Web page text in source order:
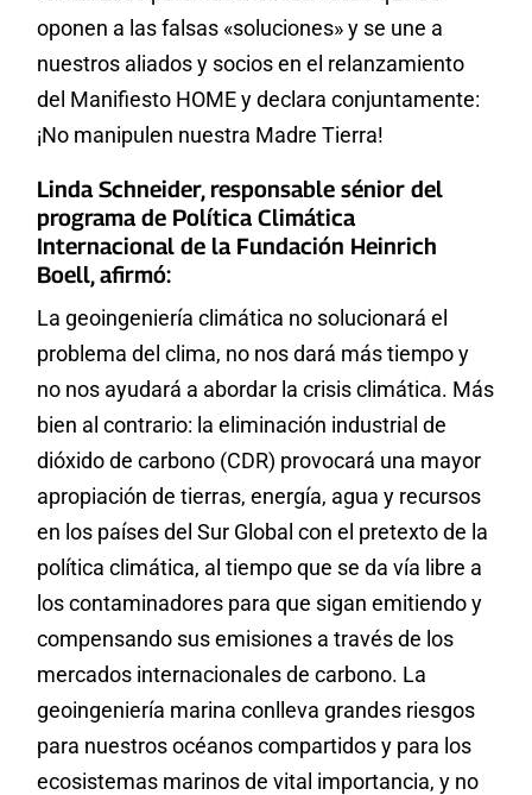
oponen a las falsas «soluciones» y se une a
nuestros aliados y socios en el relanzamiento
del Manifiesto HOME y declara conjuntamente:
¡No manipulen nuestra Madre Tierra!
Linda Schneider, responsable sénior del
programa de Política Climática
Internacional de la Fundación Heinrich
Boell, afirmó:
La geoingeniería climática no solucionará el
problema del clima, no nos dará más tiempo y
no nos ayudará a abordar la crisis climática. Más
bien al contrario: la eliminación industrial de
dióxido de carbono (CDR) provocará una mayor
apropiación de tierras, energía, agua y recursos
en los países del Sur Global con el pretexto de la
política climática, al tiempo que se da vía libre a
los contaminadores para que sigan emitiendo y
compensando sus emisiones a través de los
mercados internacionales de carbono. La
geoingeniería marina conlleva grandes riesgos
para nuestros océanos compartidos y para los
ecosistemas marinos de vital importancia, y no